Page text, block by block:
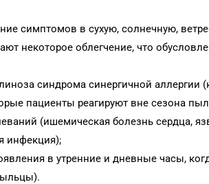
симптомов в сухую, солнечную,
некоторое облегчение, что
синдрома синергичной аллергии
пациенты реагируют вне сезона
(ишемическая болезнь сердца,
инфекция);
в утренние и дневные часы,